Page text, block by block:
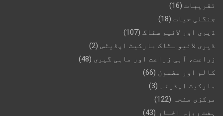
تقریبات (16)
جنگلی حیات (18)
ڈیری اور لائیو سٹاک (107)
ڈیری لائیو سٹاک مارکیٹ اپڈیٹس (2)
زراعت، آبی زراعت اور ماہی گیری (48)
کالم اور مضمون (66)
مارکیٹ اپڈیٹس (3)
مرکزی صفحہ
(122)
ہفت روزہ اخبار (43)